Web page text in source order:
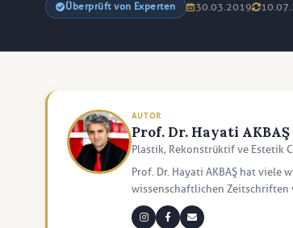
Überprüft von Experten 30.03.2019
AUTOR
Prof. Dr. Hayati AKBAŞ
Plastik, Rekonstrüktif ve Estetik
Prof. Dr. Hayati AKBAŞ hat
wissenschaftlichen Zeitschriften